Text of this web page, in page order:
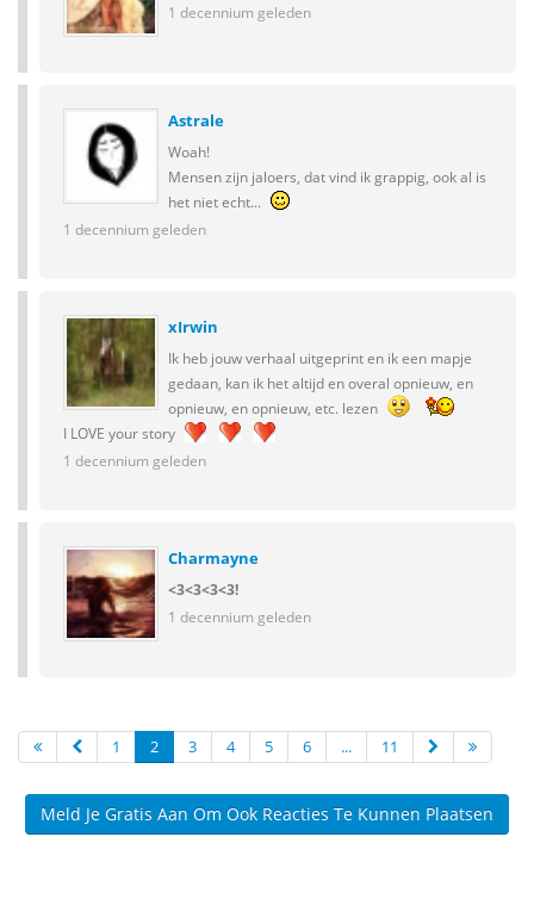
1 decennium geleden
Astrale
Woah!
Mensen zijn jaloers, dat vind ik grappig, ook al is
het niet echt...
1 decennium geleden
xIrwin
Ik heb jouw verhaal uitgeprint en ik een mapje
gedaan, kan ik het altijd en overal opnieuw, en
opnieuw, en opnieuw, etc. lezen
I LOVE your story
1 decennium geleden
Charmayne
<3<3<3<3!
1 decennium geleden
1 2 3 4 5 6 ... 11
Meld Je Gratis Aan Om Ook Reacties Te Kunnen Plaatsen